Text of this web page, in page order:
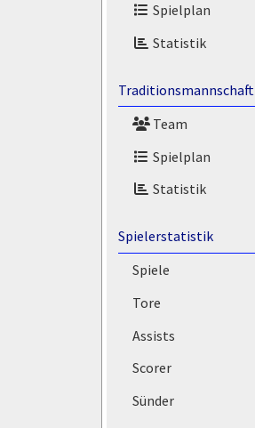
Spielplan
Statistik
Traditionsmannschaft
Team
Spielplan
Statistik
Spielerstatistik
Spiele
Tore
Assists
Scorer
Sünder